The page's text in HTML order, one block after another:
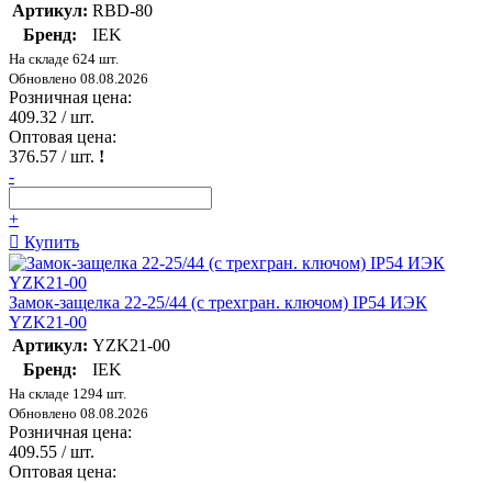
Артикул: RBD-80
Бренд:
IEK
На складе 624 шт.
Обновлено 08.08.2026
Розничная цена:
409.32 / шт.
Оптовая цена:
376.57 / шт. !
-
+
Купить
Замок-защелка 22-25/44 (с трехгран. ключом) IP54 ИЭК
YZK21-00
Артикул: YZK21-00
Бренд:
IEK
На складе 1294 шт.
Обновлено 08.08.2026
Розничная цена:
409.55 / шт.
Оптовая цена: